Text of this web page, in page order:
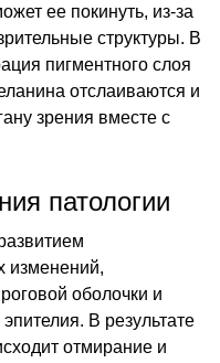
ее покинуть, из-за
структуры. В
пигментного слоя
отслаиваются и
зрения вместе с
патологии
изменений,
оболочки и
В результате
отмирание и